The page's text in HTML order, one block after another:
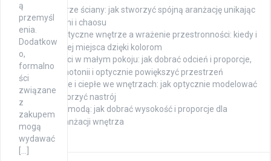
ą
przemyśl
enia.
Dodatkow
o,
formalno
ści
związane
z
zakupem
mogą
wydawać
[…]
Meble w kolorze ściany: jak stworzyć spójną aranżację unikając
efektu monotoni i chaosu
Monochromatyczne wnętrze a wrażenie przestronności: kiedy i
jak zyskać więcej miejsca dzięki kolorom
Beże i szarości w małym pokoju: jak dobrać odcień i proporcje,
by uniknąć monotonii i optycznie powiększyć przestrzeń
Kolory chłodne i ciepłe we wnętrzach: jak optycznie modelować
przestrzeń i tworzyć nastrój
Lustro nad komodą: jak dobrać wysokość i proporcje dla
harmonijnej aranżacji wnętrza